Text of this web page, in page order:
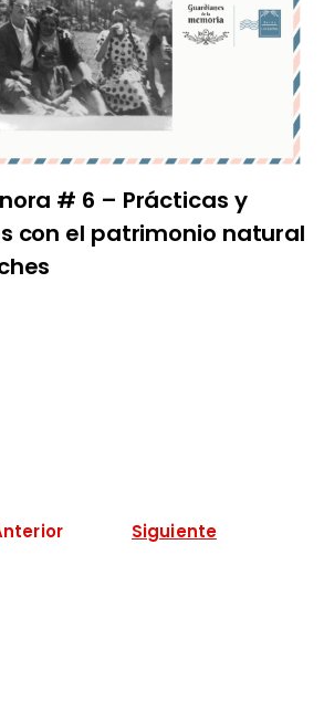
# 6 – Prácticas y
con el patrimonio natural
Siguiente